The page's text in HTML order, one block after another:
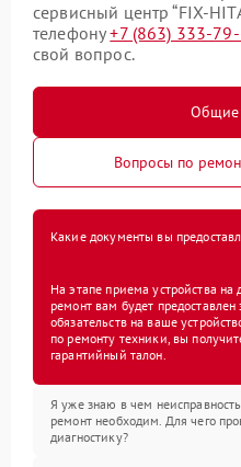
сервисный центр “FIX-
телефону+7 (863) 333-
свой вопрос.
Общие
Вопросы по
Какие документы вы
На этапе приема устройства
ремонт вам будет
обязательств на ваше
по ремонту техники, вы
гарантийный талон.
Я уже знаю в чем
ремонт необходим. Для чего
диагностику?